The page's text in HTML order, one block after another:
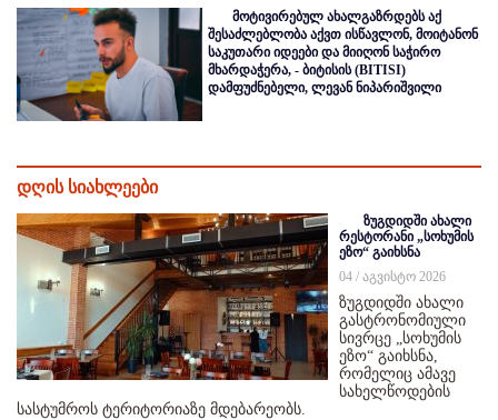
მოტივირებულ ახალგაზრდებს აქ
შესაძლებლობა აქვთ ისწავლონ, მოიტანონ
საკუთარი იდეები და მიიღონ საჭირო
მხარდაჭერა, - ბიტისის (BITISI)
დამფუძნებელი, ლევან ნიპარიშვილი
დღის სიახლეები
ზუგდიდში ახალი
რესტორანი „სოხუმის
ეზო“ გაიხსნა
04 / აგვისტო 2026
ზუგდიდში ახალი
გასტრონომიული
სივრცე „სოხუმის
ეზო“ გაიხსნა,
რომელიც ამავე
სახელწოდების
სასტუმროს ტერიტორიაზე მდებარეობს.